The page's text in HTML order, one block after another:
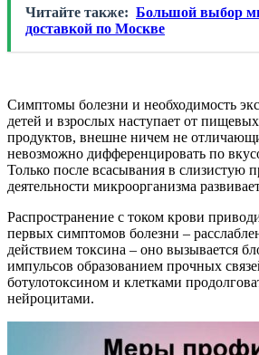
Читайте также: Большой выбор
доставкой по Москве
Симптомы болезни и необходимость
детей и взрослых наступает от
продуктов, внешне ничем не
невозможно дифференцировать по
Только после всасывания в слизистую
деятельности микроорганизма
Распространение с током крови
первых симптомов болезни –
действием токсина – оно вызывается
импульсов образованием прочных
ботулотоксином и клетками
нейроцитами.